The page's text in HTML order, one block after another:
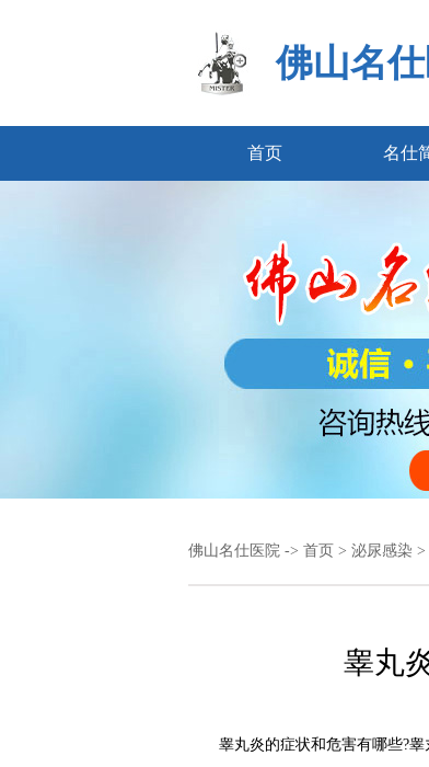
佛山名
首页 名仕
佛山名仕医院 -> 首页 > 泌尿感染 >
睾丸
睾丸炎的症状和危害有哪些?睾